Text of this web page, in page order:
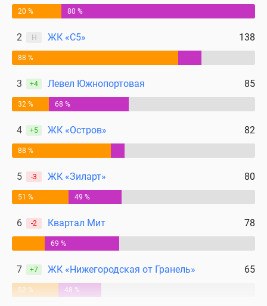
20 % 80 %
2 Н ЖК «С5» 138
88 %
3 +4 Левел Южнопортовая 85
32 % 68 %
4 +5 ЖК «Остров» 82
88 %
5 -3 ЖК «Зиларт» 80
51 % 49 %
6 -2 Квартал Мит 78
69 %
7 +7 ЖК «Нижегородская от Гранель» 65
52 % 48 %